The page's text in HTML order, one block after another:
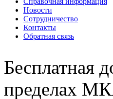
Новости
Сотрудничество
Контакты
Обратная связь
Бесплатная
пределах